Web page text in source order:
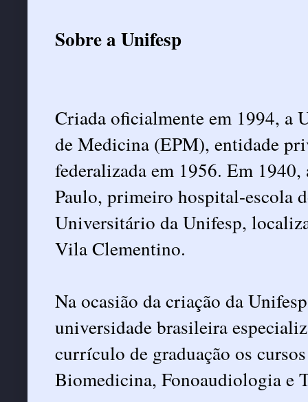
Sobre a Unifesp
Criada oficialmente em 1994, a
de Medicina (EPM), entidade
federalizada em 1956. Em
Paulo, primeiro hospital-escola
Universitário da Unifesp,
Vila Clementino.
Na ocasião da criação da
universidade brasileira
currículo de graduação os
Biomedicina, Fonoaudiologia e